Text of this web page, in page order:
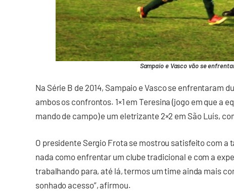
Sampaio e Vasco vão se
Na Série B de 2014, Sampaio e Vasco se enfrentaram
ambos os confrontos. 1×1 em Teresina (jogo em que a
mando de campo) e um eletrizante 2×2 em São Luís,
O presidente Sergio Frota se mostrou satisfeito com a
nada como enfrentar um clube tradicional e com a
trabalhando para, até lá, termos um time ainda mais
sonhado acesso”, afirmou.